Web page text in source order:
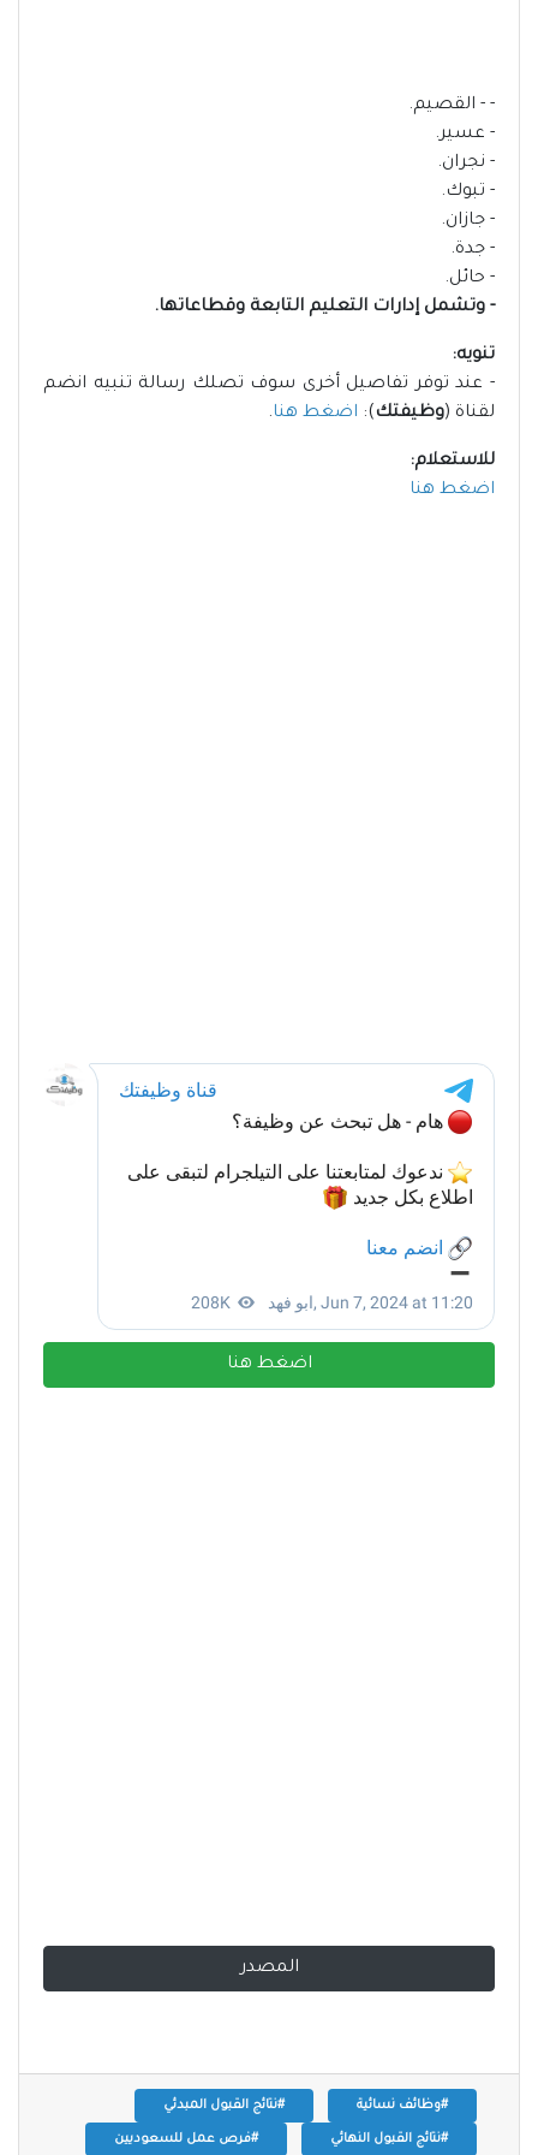
- - القصيم.
- عسير.
- نجران.
- تبوك.
- جازان.
- جدة.
- حائل.
- وتشمل إدارات التعليم التابعة وقطاعاتها.
تنويه:
- عند توفر تفاصيل أخرى سوف تصلك رسالة تنبيه انضم
لقناة (وظيفتك): اضغط هنا.
للاستعلام:
اضغط هنا
اضغط هنا
المصدر
#وظائف نسائية #نتائج القبول المبدئي
#نتائج القبول النهائي #فرص عمل للسعوديين